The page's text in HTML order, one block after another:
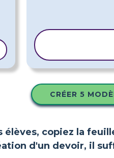
CRÉER 5
élèves, copiez la
d'un devoir, il